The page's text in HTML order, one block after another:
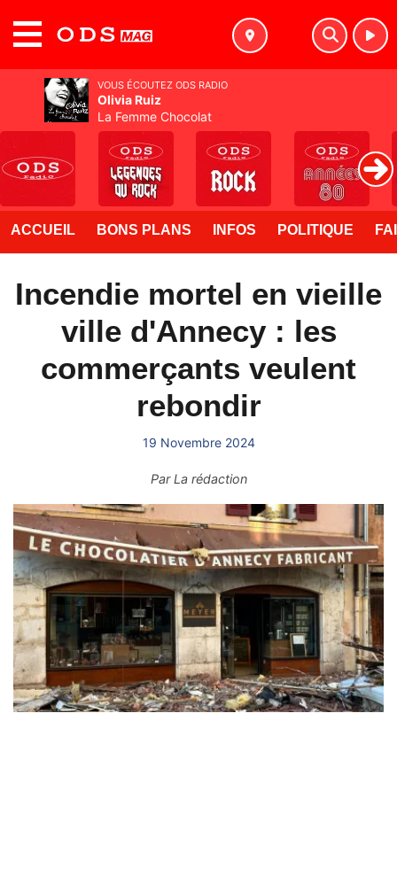
ACCUEIL BONS PLANS INFOS POLITIQUE
Incendie mortel en vieille
ville d'Annecy : les
commerçants veulent
rebondir
19 Novembre 2024
ParLa rédaction
VOUS ÉCOUTEZ ODS RADIO
Olivia Ruiz
La Femme Chocolat